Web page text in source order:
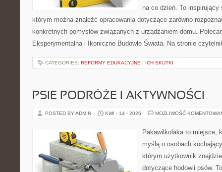
na co dzień. To
którym można znaleźć opracowania dotyczące zarówno
konkretnych pomysłów związanych z urządzaniem domu.
Eksperymentalna i Ikoniczne Budowle Świata. Na stronie
CATEGORIES: REFORMY EDUKACYJNE I ICH SKUTKI
PSIE PODRÓŻE I AKTYWNOŚCI
POSTED BY ADMIN KWI - 14 - 2026 MOŻLIWOŚĆ
Pakawilkolaka to miejsce,
myślą o osobach
którym użytkownik
dotyczące hodowli psów.